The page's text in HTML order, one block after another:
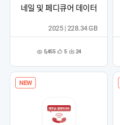
네일 및 페디큐어 데이터
조 5,455 관
록
5 다 24
2025 | 228.34 GB
NEW